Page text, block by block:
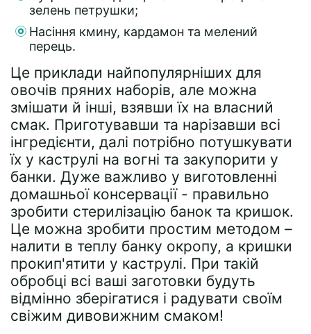
зелень петрушки;
Насіння кмину, кардамон та мелений
перець.
Це приклади найпопулярніших для
овочів пряних наборів, але можна
змішати й інші, взявши їх на власний
смак. Приготувавши та нарізавши всі
інгредієнти, далі потрібно потушкувати
їх у каструлі на вогні та закупорити у
банки. Дуже важливо у виготовленні
домашньої консервації - правильно
зробити стерилізацію банок та кришок.
Це можна зробити простим методом –
налити в теплу банку окропу, а кришки
прокип'ятити у каструлі. При такій
обробці всі ваші заготовки будуть
відмінно зберігатися і радувати своїм
свіжим дивовижним смаком!